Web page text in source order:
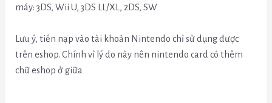
máy: 3DS, Wii U, 3DS LL/XL, 2DS, SW
Lưu ý, tiền nạp vào tài khoản Nintendo chỉ sử dụng được
trên eshop. Chính vì lý do này nên nintendo card có thêm
chữ eshop ở giữa